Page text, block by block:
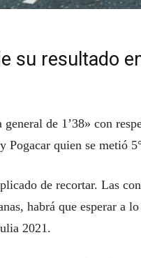
su resultado
de 1’38» con
Pogacar quien se metió
de recortar. Las
habrá que esperar a
2021.